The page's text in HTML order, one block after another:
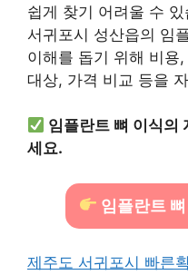
쉽게 찾기 어려울 수
서귀포시 성산읍의 임
이해를 돕기 위해 비용
대상, 가격 비교 등을
임플란트 뼈 이식의
세요.
임플란트
제주도 서귀포시 빠른